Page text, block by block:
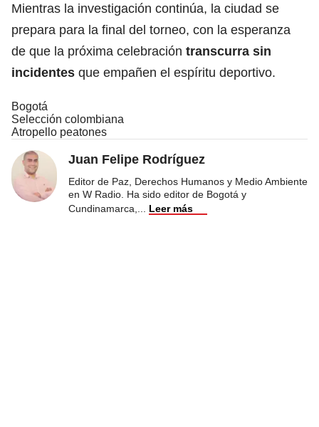
Mientras la investigación continúa, la ciudad se
prepara para la final del torneo, con la esperanza
de que la próxima celebración transcurra sin
incidentes que empañen el espíritu deportivo.
Bogotá
Selección colombiana
Atropello peatones
Juan Felipe Rodríguez
Editor de Paz, Derechos Humanos y Medio Ambiente
en W Radio. Ha sido editor de Bogotá y
Cundinamarca,
Leer más